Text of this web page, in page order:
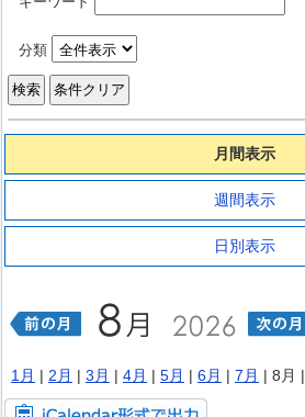
分類
月間表示
週間表示
日別表示
1月 | 2月 | 3月 | 4月 | 5月 | 6月 | 7月 | 8月 |